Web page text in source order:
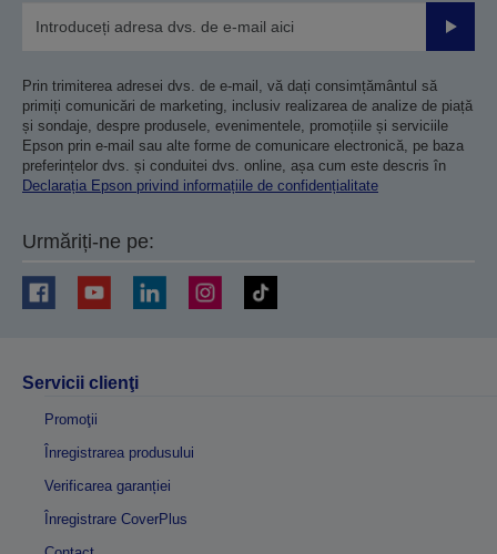
Prin trimiterea adresei dvs. de e-mail, vă dați consimțământul să
primiți comunicări de marketing, inclusiv realizarea de analize de piață
și sondaje, despre produsele, evenimentele, promoțiile și serviciile
Epson prin e-mail sau alte forme de comunicare electronică, pe baza
preferințelor dvs. și conduitei dvs. online, așa cum este descris în
Declarația Epson privind informațiile de confidențialitate
Urmăriți-ne pe:
Servicii clienţi
Promoţii
Înregistrarea produsului
Verificarea garanției
Înregistrare CoverPlus